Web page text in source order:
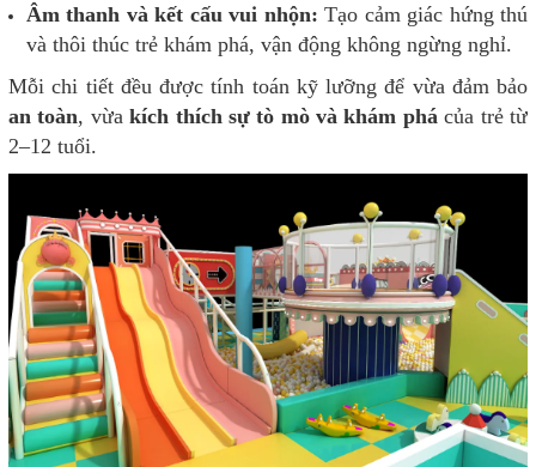
Âm thanh và kết cấu vui nhộn: Tạo cảm giác hứng thú
và thôi thúc trẻ khám phá, vận động không ngừng nghỉ.
Mỗi chi tiết đều được tính toán kỹ lưỡng để vừa đảm bảo
an toàn, vừakích thích sự tò mò và khám phácủa trẻ từ
2–12 tuổi.